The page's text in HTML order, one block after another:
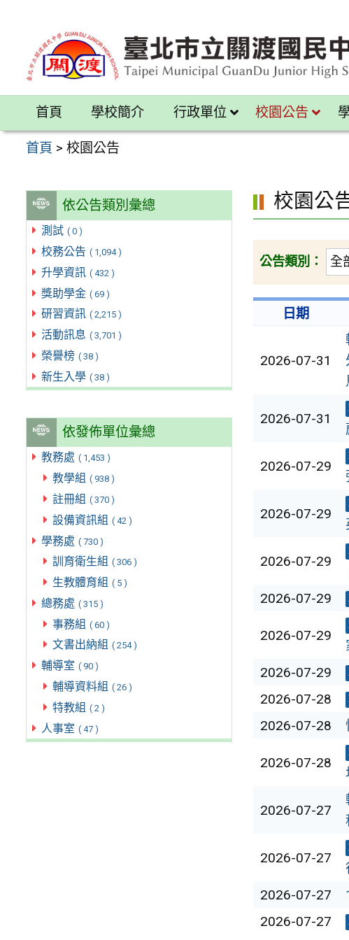
內
區
首頁 學校簡介 行政單位 校園公告
首頁 >校園公告
依公告類別彙總
測試 ( 0 )
校務公告 ( 1,094 )
升學資訊 ( 432 )
獎助學金 ( 69 )
研習資訊 ( 2,215 )
活動訊息 ( 3,701 )
榮譽榜 ( 38 )
新生入學 ( 38 )
依發佈單位彙總
教務處 ( 1,453 )
教學組 ( 938 )
註冊組 ( 370 )
設備資訊組 ( 42 )
學務處 ( 730 )
訓育衛生組 ( 306 )
生教體育組 ( 5 )
總務處 ( 315 )
事務組 ( 60 )
文書出納組 ( 254 )
輔導室 ( 90 )
輔導資料組 ( 26 )
特教組 ( 2 )
人事室 ( 47 )
校園公
公告類別：
日期
2026-07-31
2026-07-31
2026-07-29
2026-07-29
2026-07-29
2026-07-29
2026-07-29
2026-07-29
2026-07-28
2026-07-28
2026-07-28
2026-07-27
2026-07-27
2026-07-27
2026-07-27